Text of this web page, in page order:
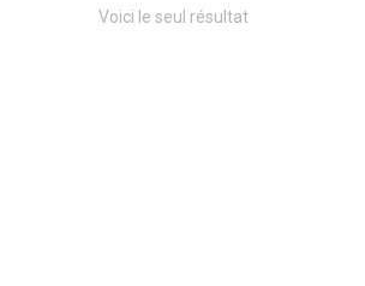
Voici le seul résultat